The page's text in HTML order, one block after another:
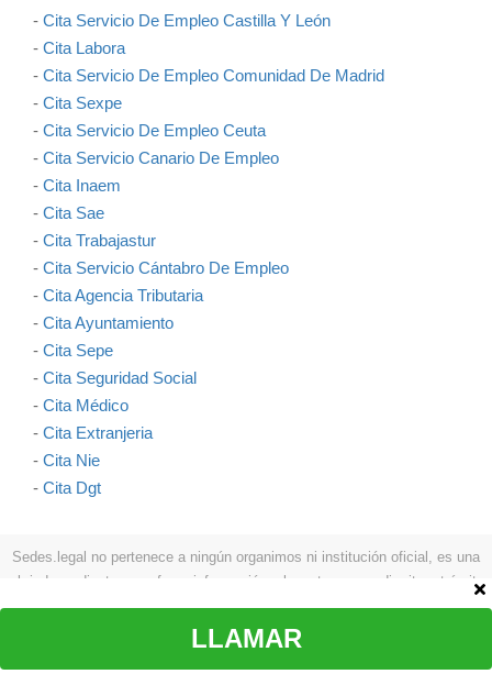
- Cita Servicio De Empleo Castilla Y León
- Cita Labora
- Cita Servicio De Empleo Comunidad De Madrid
- Cita Sexpe
- Cita Servicio De Empleo Ceuta
- Cita Servicio Canario De Empleo
- Cita Inaem
- Cita Sae
- Cita Trabajastur
- Cita Servicio Cántabro De Empleo
- Cita Agencia Tributaria
- Cita Ayuntamiento
- Cita Sepe
- Cita Seguridad Social
- Cita Médico
- Cita Extranjeria
- Cita Nie
- Cita Dgt
Sedes.legal no pertenece a ningún organimos ni institución oficial, es una
web independiente que ofrece información relevante para pedir cita y trámites
como: procesos a seguir, teléfonos, formas de contactar, etc.
Política de privacidad | Política de cookies
LLAMAR